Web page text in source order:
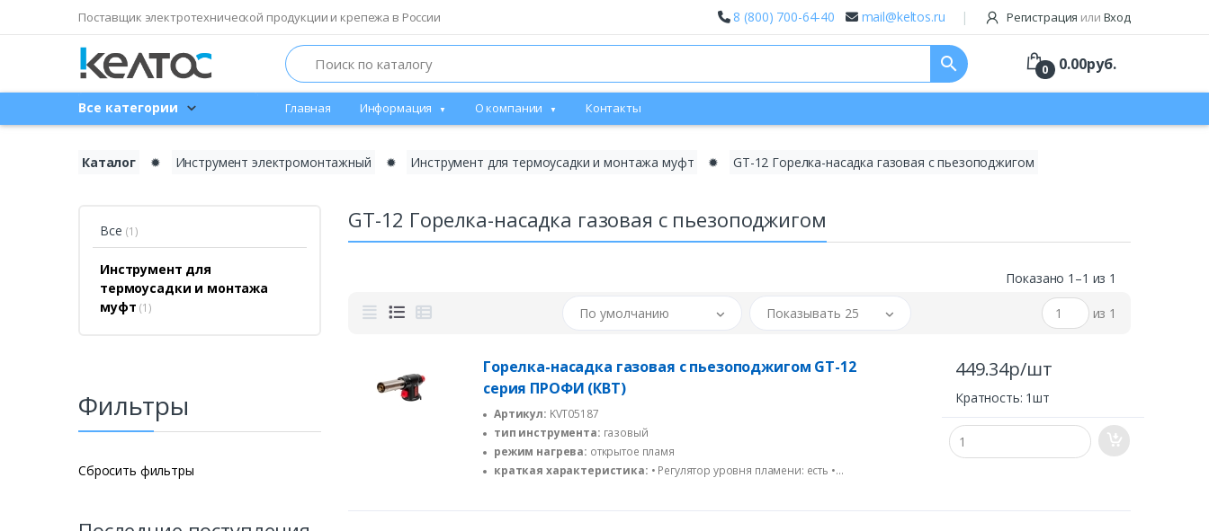
Поставщик электротехнической продукции и крепежа в России 8 (800) 700-64-40 mail@keltos.ru Регистрация или Вход
Search search 0 0.00руб.
Все категории Главная Информация О компании Контакты
Каталог ✹ Инструмент электромонтажный ✹ Инструмент для термоусадки и монтажа муфт ✹ GT-12 Горелка-насадка газовая с пьезоподжигом
Все (1)
Инструмент для
термоусадки и монтажа
муфт (1)
Фильтры
Сбросить фильтры
GT-12 Горелка-насадка газовая с пьезоподжигом
Показано 1–1 из 1
По умолчанию Показывать 25 из 1
Горелка-насадка газовая с пьезоподжигом GT-12
серия ПРОФИ (КВТ)
Артикул: KVT05187
тип инструмента: газовый
режим нагрева: открытое пламя
краткая характеристика: • Регулятор уровня пламени: есть •
Пьезоподжиг включается нажатием на отдельную кнопку • Работа под
449.34р/шт
Кратность: 1шт